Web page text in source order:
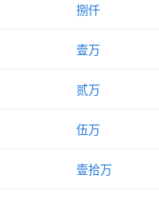
捌仟
壹万
贰万
伍万
壹拾万